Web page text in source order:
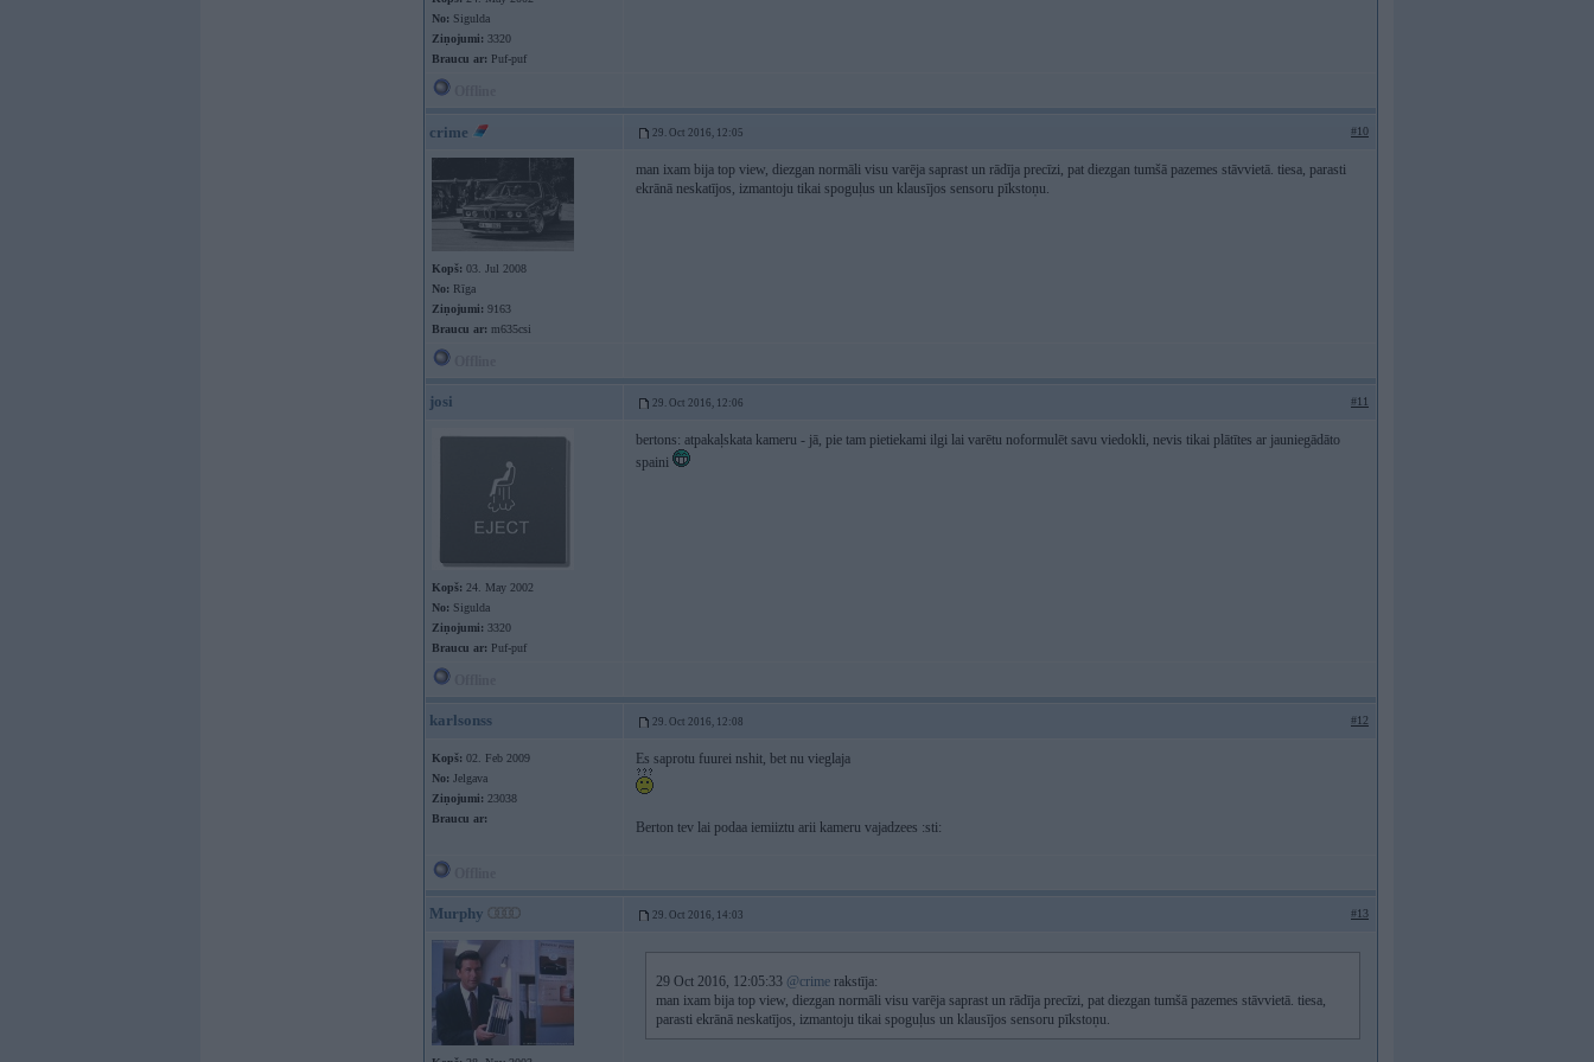
No: Sigulda
Ziņojumi: 3320
Braucu ar: Puf-puf
crime 29. Oct 2016, 12:05 #10
Kopš: 03. Jul 2008
No: Rīga
Ziņojumi: 9163
Braucu ar: m635csi
man ixam bija top view, diezgan normāli visu varēja saprast un rādīja precīzi, pat diezgan tumšā pazemes stāvvietā. tiesa, parasti
ekrānā neskatījos, izmantoju tikai spoguļus un klausījos sensoru pīkstoņu.
josi 29. Oct 2016, 12:06 #11
Kopš: 24. May 2002
No: Sigulda
Ziņojumi: 3320
Braucu ar: Puf-puf
bertons: atpakaļskata kameru - jā, pie tam pietiekami ilgi lai varētu noformulēt savu viedokli, nevis tikai plātītes ar jauniegādāto
spaini
karlsonss 29. Oct 2016, 12:08 #12
Kopš: 02. Feb 2009
No: Jelgava
Ziņojumi: 23038
Braucu ar:
Es saprotu fuurei nshit, bet nu vieglaja
Berton tev lai podaa iemiiztu arii kameru vajadzees :sti:
Murphy 29. Oct 2016, 14:03 #13
29 Oct 2016, 12:05:33 @crime rakstīja:
man ixam bija top view, diezgan normāli visu varēja saprast un rādīja precīzi, pat diezgan tumšā pazemes stāvvietā. tiesa,
parasti ekrānā neskatījos, izmantoju tikai spoguļus un klausījos sensoru pīkstoņu.